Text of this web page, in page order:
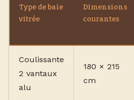
Type de baie
vitrée
Dimensions
courantes
Coulissante
2 vantaux
alu
180 × 215
cm